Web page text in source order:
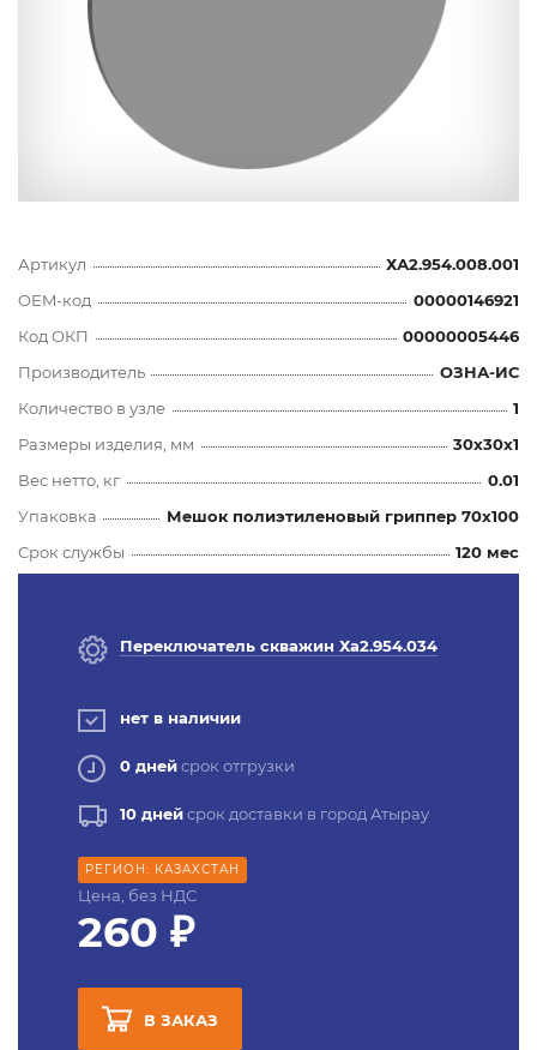
Артикул
ХА2.954.008.001
OEM-код
00000146921
Код ОКП
00000005446
Производитель
ОЗНА-ИС
Количество в узле
1
Размеры изделия, мм
30x30x1
Вес нетто, кг
0.01
Упаковка
Мешок полиэтиленовый гриппер 70х100
Срок службы
120 мес
Переключатель скважин Ха2.954.034
нет в наличии
0 днейсрок отгрузки
10 днейсрок доставки в город Атырау
РЕГИОН: КАЗАХСТАН
Цена, без НДС
260 ₽
В ЗАКАЗ